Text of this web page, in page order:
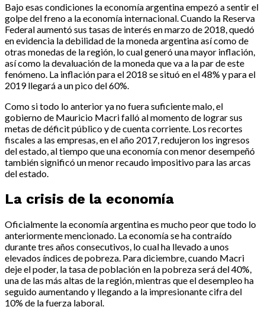
Bajo esas condiciones la economía argentina empezó a sentir el
golpe del freno a la economía internacional. Cuando la Reserva
Federal aumentó sus tasas de interés en marzo de 2018, quedó
en evidencia la debilidad de la moneda argentina así como de
otras monedas de la región, lo cual generó una mayor inflación,
así como la devaluación de la moneda que va a la par de este
fenómeno. La inflación para el 2018 se situó en el 48% y para el
2019 llegará a un pico del 60%.
Como si todo lo anterior ya no fuera suficiente malo, el
gobierno de Mauricio Macri falló al momento de lograr sus
metas de déficit público y de cuenta corriente. Los recortes
fiscales a las empresas, en el año 2017, redujeron los ingresos
del estado, al tiempo que una economía con menor desempeñó
también significó un menor recaudo impositivo para las arcas
del estado.
La crisis de la economía
Oficialmente la economía argentina es mucho peor que todo lo
anteriormente mencionado. La economía se ha contraído
durante tres años consecutivos, lo cual ha llevado a unos
elevados índices de pobreza. Para diciembre, cuando Macri
deje el poder, la tasa de población en la pobreza será del 40%,
una de las más altas de la región, mientras que el desempleo ha
seguido aumentando y llegando a la impresionante cifra del
10% de la fuerza laboral.